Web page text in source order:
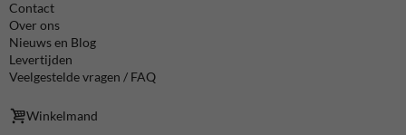
Contact
Over ons
Nieuws en Blog
Levertijden
Veelgestelde vragen / FAQ
Winkelmand